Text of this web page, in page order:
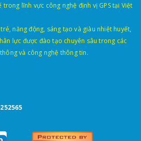
lĩnh vực công nghệ định vị GPS tại Việt
năng động, sáng tạo và giàu nhiệt huyết,
lực được đào tạo chuyên sâu trong các
và công nghệ thông tin.